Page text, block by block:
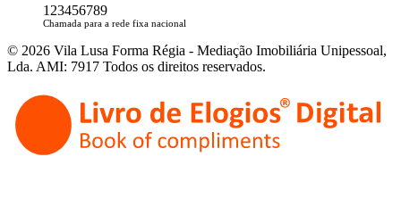
123456789
Chamada para a rede fixa nacional
© 2026 Vila Lusa Forma Régia - Mediação Imobiliária Unipessoal,
Lda. AMI: 7917 Todos os direitos reservados.